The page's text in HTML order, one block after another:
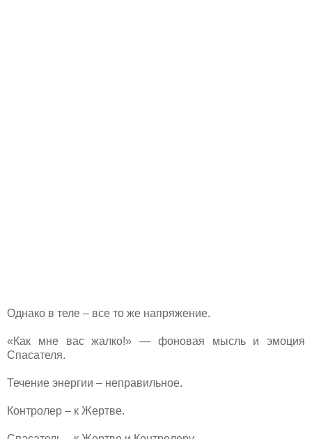
Однако в теле – все то же напряжение.
«Как мне вас жалко!» — фоновая мысль и эмоция
Спасателя.
Течение энергии – неправильное.
Контролер – к Жертве.